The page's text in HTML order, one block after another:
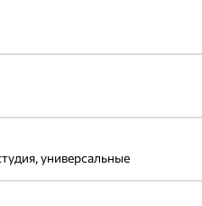
универсальные